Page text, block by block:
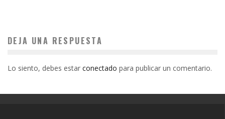
DEJA UNA RESPUESTA
Lo siento, debes estar conectado para publicar un comentario.